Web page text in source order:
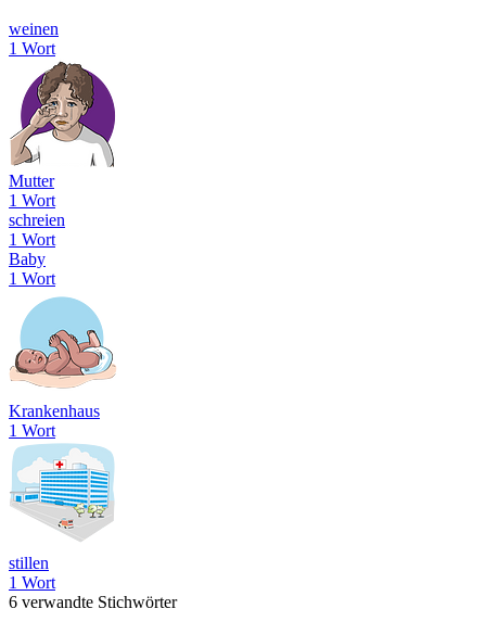
weinen
1 Wort
Mutter
1 Wort
schreien
1 Wort
Baby
1 Wort
Krankenhaus
1 Wort
stillen
1 Wort
6 verwandte Stichwörter